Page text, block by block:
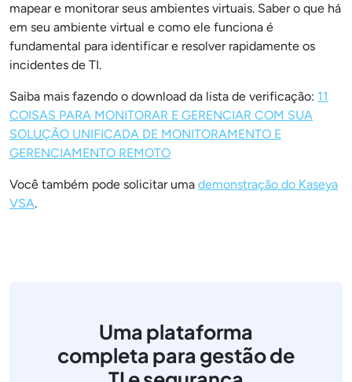
mapear e monitorar seus ambientes virtuais. Saber o que há
em seu ambiente virtual e como ele funciona é
fundamental para identificar e resolver rapidamente os
incidentes de TI.
Saiba mais fazendo o download da lista de verificação: 11
COISAS PARA MONITORAR E GERENCIAR COM SUA
SOLUÇÃO UNIFICADA DE MONITORAMENTO E
GERENCIAMENTO REMOTO
Você também pode solicitar uma demonstração do Kaseya
VSA.
Uma plataforma
completa para gestão de